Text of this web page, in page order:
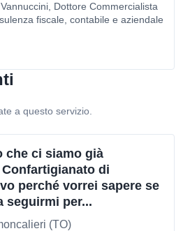
Dottore Commercialista
fiscale, contabile e aziendale
a questo servizio.
che ci siamo già
di
perché vorrei sapere se
seguirmi per...
(TO)